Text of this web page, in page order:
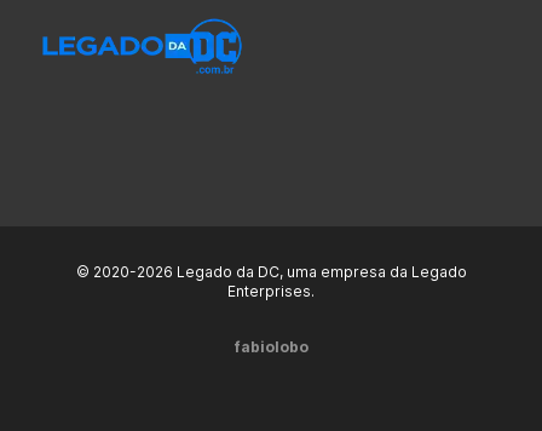
© 2020-2026 Legado da DC, uma empresa da Legado
Enterprises.
fabiolobo